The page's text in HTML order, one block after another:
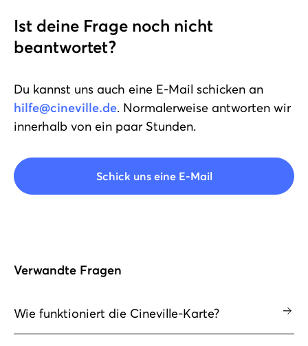
Ist deine Frage noch nicht
beantwortet?
Du kannst uns auch eine E-Mail schicken an
hilfe@cineville.de. Normalerweise antworten wir
innerhalb von ein paar Stunden.
Schick uns eine E-Mail
Verwandte Fragen
Wie funktioniert die Cineville-Karte?